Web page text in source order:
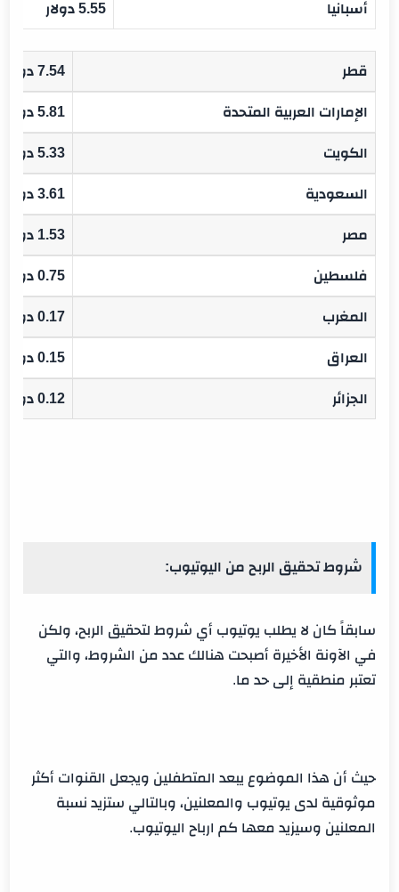
أسبانيا 5.55 دولار
قطر 7.54 دولار
الإمارات العربية المتحدة 5.81 دولار
الكويت 5.33 دولار
السعودية 3.61 دولار
مصر 1.53 دولار
فلسطين 0.75 دولار
المغرب 0.17 دولار
العراق 0.15 دولار
الجزائر 0.12 دولار
شروط تحقيق الربح من اليوتيوب:
سابقاً كان لا يطلب يوتيوب أي شروط لتحقيق الربح، ولكن
في الآونة الأخيرة أصبحت هنالك عدد من الشروط، والتي
تعتبر منطقية إلى حد ما.
حيث أن هذا الموضوع يبعد المتطفلين ويجعل القنوات أكثر
موثوقية لدى يوتيوب والمعلنين، وبالتالي ستزيد نسبة
المعلنين وسيزيد معها كم ارباح اليوتيوب.